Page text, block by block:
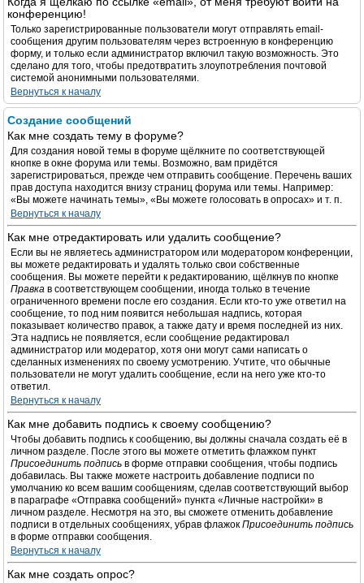
конференцию!
Только зарегистрированные пользователи могут отправлять email-
сообщения другим пользователям через встроенную в конференцию
форму, и только если администратор включил такую возможность. Это
сделано для того, чтобы предотвратить злоупотребления почтовой
системой анонимными пользователями.
Вернуться к началу
Создание сообщений
Как мне создать тему в форуме?
Для создания новой темы в форуме щёлкните по соответствующей
кнопке в окне форума или темы. Возможно, вам придётся
зарегистрироваться, прежде чем отправить сообщение. Перечень ваших
прав доступа находится внизу страниц форума или темы. Например:
«Вы можете начинать темы», «Вы можете голосовать в опросах» и т. п.
Вернуться к началу
Как мне отредактировать или удалить сообщение?
Если вы не являетесь администратором или модератором конференции,
вы можете редактировать и удалять только свои собственные
сообщения. Вы можете перейти к редактированию, щёлкнув по кнопке
Правка в соответствующем сообщении, иногда только в течение
ограниченного времени после его создания. Если кто-то уже ответил на
сообщение, то под ним появится небольшая надпись, которая
показывает количество правок, а также дату и время последней из них.
Эта надпись не появляется, если сообщение редактировал
администратор или модератор, хотя они могут сами написать о
сделанных изменениях по своему усмотрению. Учтите, что обычные
пользователи не могут удалить сообщение, если на него уже кто-то
ответил.
Вернуться к началу
Как мне добавить подпись к своему сообщению?
Чтобы добавить подпись к сообщению, вы должны сначала создать её в
личном разделе. После этого вы можете отметить флажком пункт
Присоединить подпись в форме отправки сообщения, чтобы подпись
добавилась. Вы также можете настроить добавление подписи по
умолчанию ко всем вашим сообщениям, сделав соответствующий выбор
в параграфе «Отправка сообщений» пункта «Личные настройки» в
личном разделе. Несмотря на это, вы сможете отменить добавление
подписи в отдельных сообщениях, убрав флажок Присоединить подпись
в форме отправки сообщения.
Вернуться к началу
Как мне создать опрос?